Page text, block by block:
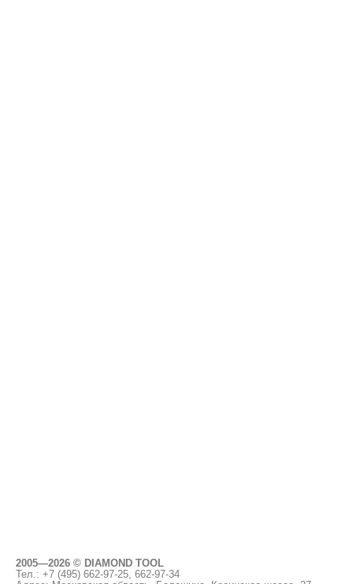
2005—2026 © DIAMOND TOOL
Тел.: +7 (495) 662-97-25, 662-97-34